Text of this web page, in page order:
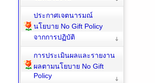
ในหน่วยงาน
ประกาศเจตนารมณ์
นโยบาย No Gift Policy
จากการปฏิบัติ
การประเมินผลและรายงาน
ผลตามนโยบาย No Gift